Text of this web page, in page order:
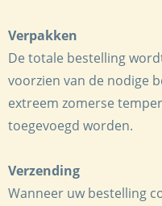
Verpakken
De totale bestelling
voorzien van de nodige
extreem zomerse
toegevoegd worden.
Verzending
Wanneer uw bestelling